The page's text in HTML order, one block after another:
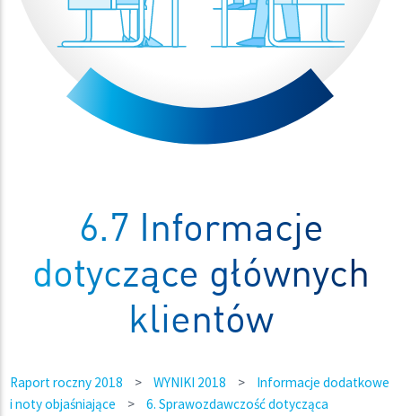
6.7 Informacje
dotyczące głównych
klientów
Raport roczny 2018 > WYNIKI 2018 >
Informacje dodatkowe
i noty objaśniające
>
6. Sprawozdawczość dotycząca